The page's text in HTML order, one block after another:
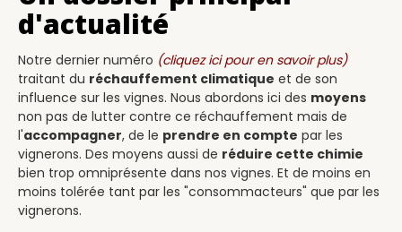
d'actualité
Notre dernier numéro (cliquez ici pour en savoir plus)
traitant du réchauffement climatique et de son
influence sur les vignes. Nous abordons ici des moyens
non pas de lutter contre ce réchauffement mais de
l'accompagner, de le prendre en compte par les
vignerons. Des moyens aussi de réduire cette chimie
bien trop omniprésente dans nos vignes. Et de moins en
moins tolérée tant par les "consommacteurs" que par les
vignerons.